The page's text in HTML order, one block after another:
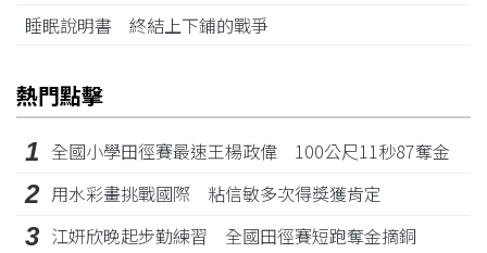
睡眠說明書 終結上下鋪的戰爭
熱門點擊
1 全國小學田徑賽最速王楊政偉 100公尺11秒87奪金
2 用水彩畫挑戰國際 粘信敏多次得獎獲肯定
3 江姸欣晚起步勤練習 全國田徑賽短跑奪金摘銅